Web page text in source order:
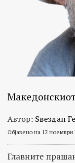
Автор: Ѕвездан
Објавено на 12 ноември
Главните